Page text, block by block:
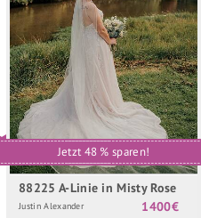
Jetzt 48 % sparen!
88225 A-Linie in Misty Rose
Justin Alexander
1400€